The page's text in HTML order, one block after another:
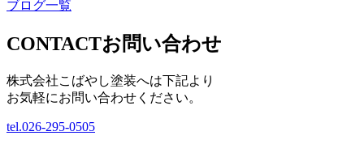
ブログ一覧
CONTACTお問い合わせ
株式会社こばやし塗装へは下記より
お気軽にお問い合わせください。
tel.026-295-0505